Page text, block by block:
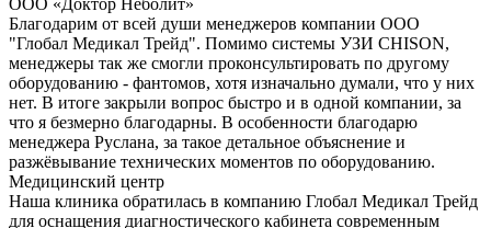
ООО «Доктор Неболит»
Благодарим от всей души менеджеров компании ООО
"Глобал Медикал Трейд". Помимо системы УЗИ CHISON,
менеджеры так же смогли проконсультировать по другому
оборудованию - фантомов, хотя изначально думали, что у них
нет. В итоге закрыли вопрос быстро и в одной компании, за
что я безмерно благодарны. В особенности благодарю
менеджера Руслана, за такое детальное объяснение и
разжёвывание технических моментов по оборудованию.
Медицинский центр
Наша клиника обратилась в компанию Глобал Медикал Трейд
для оснащения диагностического кабинета современным